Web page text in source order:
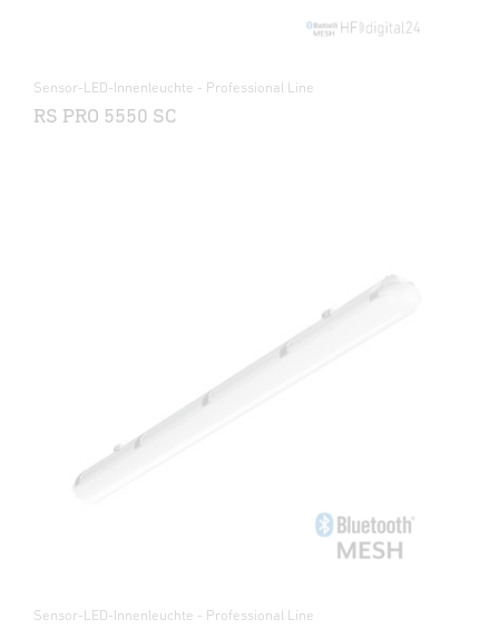
Sensor-LED-Innenleuchte - Professional Line
RS PRO 5550 SC
Sensor-LED-Innenleuchte - Professional Line